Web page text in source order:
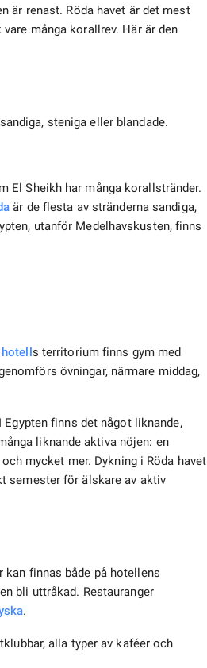
är renast. Röda havet är det mest
många korallrev. Här är den
steniga eller blandade.
El Sheikh har många korallstränder.
är de flesta av stränderna sandiga,
utanför Medelhavskusten, finns
hotells territorium finns gym med
övningar, närmare middag,
finns det något liknande,
liknande aktiva nöjen: en
mycket mer. Dykning i Röda havet
semester för älskare av aktiv
kan finnas både på hotellens
bli uttråkad. Restauranger
.
alla typer av kaféer och